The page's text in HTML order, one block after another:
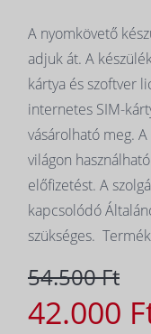
A nyomkövető
adjuk át. A
kártya és szoftver
internetes SIM-
vásárolható meg.
világon
előfizetést. A
kapcsolódó
szükséges.
54.500 Ft
42.000